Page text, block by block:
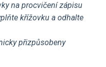
na procvičení zápisu
křížovku a odhalte
přizpůsobeny